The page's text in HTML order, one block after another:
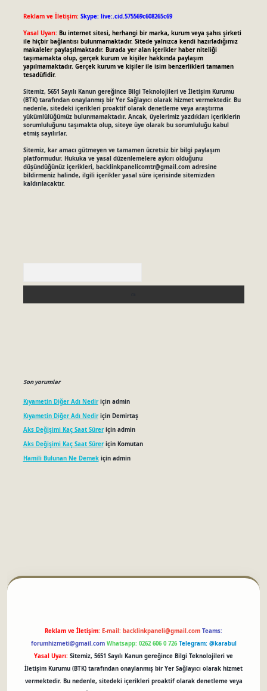
Reklam ve İletişim: Skype: live:.cid.575569c608265c69
Yasal Uyarı: Bu internet sitesi, herhangi bir marka, kurum veya şahıs şirketi
ile hiçbir bağlantısı bulunmamaktadır. Sitede yalnızca kendi hazırladığımız
makaleler paylaşılmaktadır. Burada yer alan içerikler haber niteliği
taşımamakta olup, gerçek kurum ve kişiler hakkında paylaşım
yapılmamaktadır. Gerçek kurum ve kişiler ile isim benzerlikleri tamamen
tesadüfidir.
Sitemiz, 5651 Sayılı Kanun gereğince Bilgi Teknolojileri ve İletişim Kurumu
(BTK) tarafından onaylanmış bir Yer Sağlayıcı olarak hizmet vermektedir. Bu
nedenle, sitedeki içerikleri proaktif olarak denetleme veya araştırma
yükümlülüğümüz bulunmamaktadır. Ancak, üyelerimiz yazdıkları içeriklerin
sorumluluğunu taşımakta olup, siteye üye olarak bu sorumluluğu kabul
etmiş sayılırlar.
Sitemiz, kar amacı gütmeyen ve tamamen ücretsiz bir bilgi paylaşım
platformudur. Hukuka ve yasal düzenlemelere aykırı olduğunu
düşündüğünüz içerikleri, backlinkpanelicomtr@gmail.comadresine
bildirmeniz halinde, ilgili içerikler yasal süre içerisinde sitemizden
kaldırılacaktır.
Son yorumlar
Kıyametin Diğer Adı Nediriçin admin
Kıyametin Diğer Adı Nediriçin Demirtaş
Aks Değişimi Kaç Saat Süreriçin admin
Aks Değişimi Kaç Saat Süreriçin Komutan
Hamili Bulunan Ne Demekiçin admin
Reklam ve İletişim: E-mail: backlinkpaneli@gmail.com Teams:
forumhizmeti@gmail.com Whatsapp: 0262 606 0 726 Telegram: @karabul
Yasal Uyarı: Sitemiz, 5651 Sayılı Kanun gereğince Bilgi Teknolojileri ve
İletişim Kurumu (BTK) tarafından onaylanmış bir Yer Sağlayıcı olarak hizmet
vermektedir. Bu nedenle, sitedeki içerikleri proaktif olarak denetleme veya